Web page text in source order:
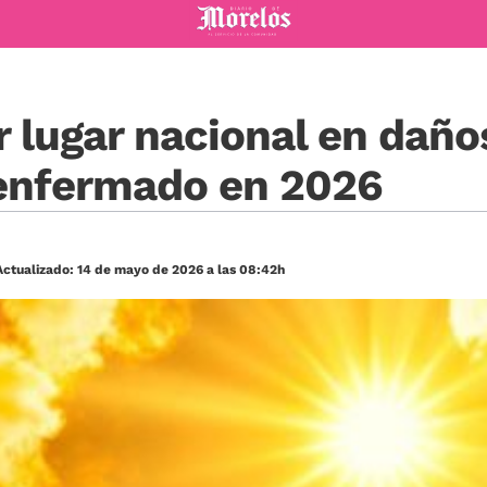
Diario de Morelos
nacional en
en 2026
14 de mayo de 2026 a las 08:42h